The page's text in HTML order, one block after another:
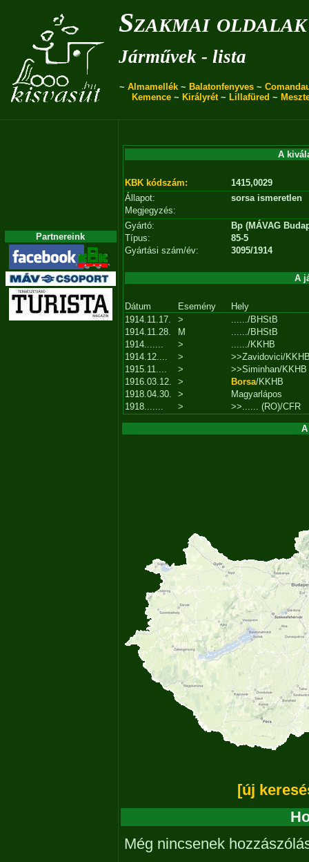
Szakmai oldalak
Járművek - lista
~ Almamellék ~ Balatonfenyves ~
Kemence ~ Királyrét~ Lillafüred ~
Partnereink
A
KBK kódszám:
1415,0029
Állapot:
sorsa ismeretlen
Megjegyzés:
Gyártó:
Bp (MÁVAG
Típus:
85-5
Gyártási szám/év:
3095/1914
A
Dátum Esemény
Hely
1914.11.17.
>
....../BHStB
1914.11.28.
M
....../BHStB
1914.......
>
....../KKHB
1914.12....
>
>>Zavidovici/
1915.11....
>
>>Siminhan/KKHB
1916.03.12.
> Borsa/KKHB
1918.04.30.
>
Magyarlápos
1918.......
> >>...... (RO)/CFR
[új
Még nincsenek